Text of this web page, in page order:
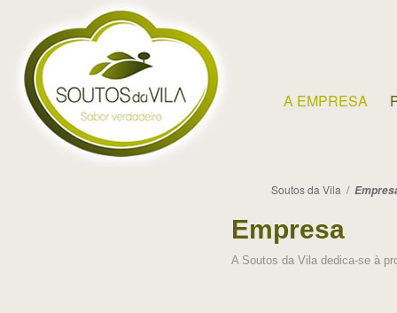
A EMPRESA
Soutos da Vila /
Empresa
A Soutos da Vila dedica-se à